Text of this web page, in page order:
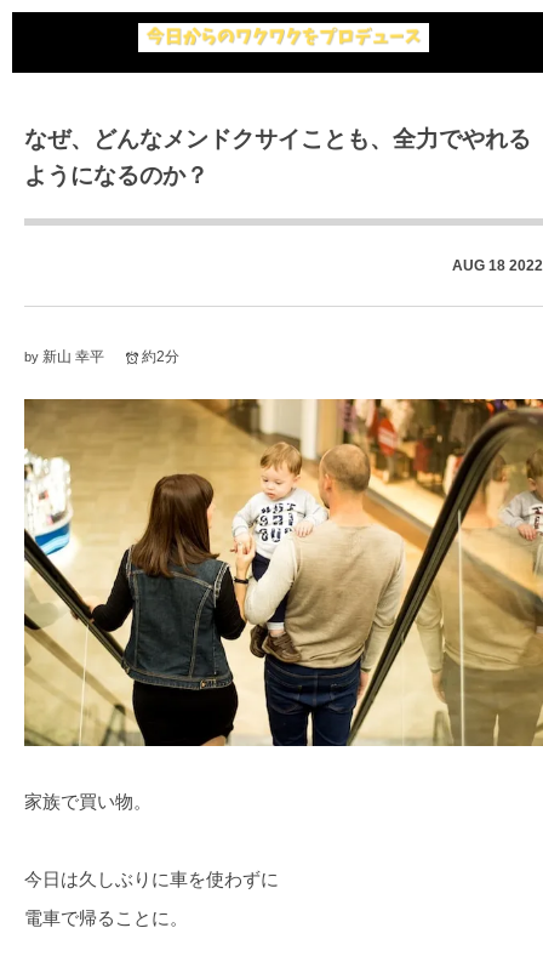
なぜ、どんなメンドクサイことも、全力でやれる
ようになるのか？
AUG 18 2022
by 新山 幸平 約2分
家族で買い物。
今日は久しぶりに車を使わずに
電車で帰ることに。